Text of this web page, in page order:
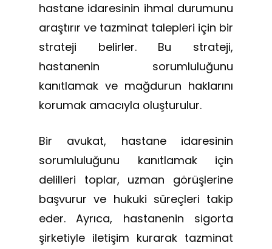
hastane idaresinin ihmal durumunu
araştırır ve tazminat talepleri için bir
strateji belirler. Bu strateji,
hastanenin sorumluluğunu
kanıtlamak ve mağdurun haklarını
korumak amacıyla oluşturulur.
Bir avukat, hastane idaresinin
sorumluluğunu kanıtlamak için
delilleri toplar, uzman görüşlerine
başvurur ve hukuki süreçleri takip
eder. Ayrıca, hastanenin sigorta
şirketiyle iletişim kurarak tazminat